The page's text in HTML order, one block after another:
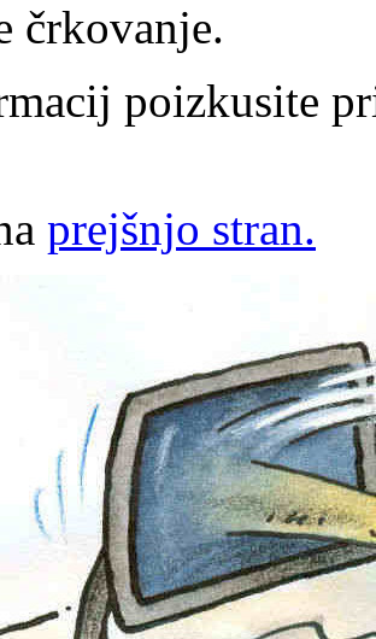
črkovanje.
poizkusite
prejšnjo stran.